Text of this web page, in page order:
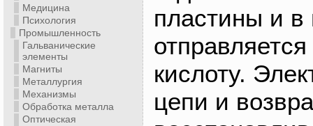
Медицина
Психология
Промышленность
Гальванические
элементы
Магниты
Металлургия
Механизмы
Обработка металла
Оптическая
пластины и в
кислоту.
цепи и